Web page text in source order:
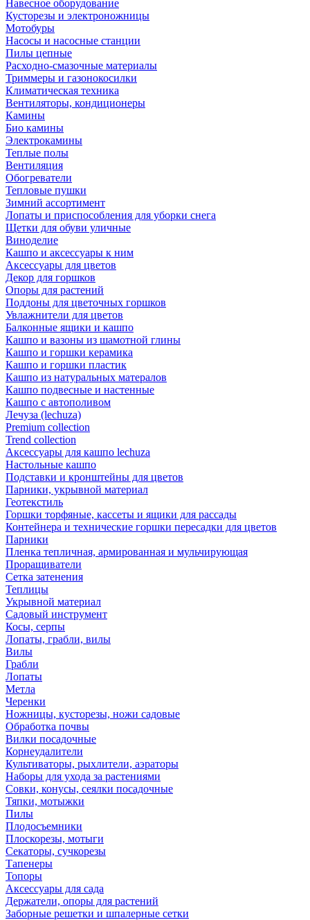
Навесное оборудование
Кусторезы и электроножницы
Мотобуры
Насосы и насосные станции
Пилы цепные
Расходно-смазочные материалы
Триммеры и газонокосилки
Климатическая техника
Вентиляторы, кондиционеры
Камины
Био камины
Электрокамины
Теплые полы
Вентиляция
Обогреватели
Тепловые пушки
Зимний ассортимент
Лопаты и приспособления для уборки снега
Щетки для обуви уличные
Виноделие
Кашпо и аксессуары к ним
Аксессуары для цветов
Декор для горшков
Опоры для растений
Поддоны для цветочных горшков
Увлажнители для цветов
Балконные ящики и кашпо
Кашпо и вазоны из шамотной глины
Кашпо и горшки керамика
Кашпо и горшки пластик
Кашпо из натуральных матералов
Кашпо подвесные и настенные
Кашпо с автополивом
Лечуза (lechuza)
Premium collection
Trend collection
Аксессуары для кашпо lechuza
Настольные кашпо
Подставки и кронштейны для цветов
Парники, укрывной материал
Геотекстиль
Горшки торфяные, кассеты и ящики для рассады
Контейнера и технические горшки пересадки для цветов
Парники
Пленка тепличная, армированная и мульчирующая
Проращиватели
Сетка затенения
Теплицы
Укрывной материал
Садовый инструмент
Косы, серпы
Лопаты, грабли, вилы
Вилы
Грабли
Лопаты
Метла
Черенки
Ножницы, кусторезы, ножи садовые
Обработка почвы
Вилки посадочные
Корнеудалители
Культиваторы, рыхлители, аэраторы
Наборы для ухода за растениями
Совки, конусы, сеялки посадочные
Тяпки, мотыжки
Пилы
Плодосъемники
Плоскорезы, мотыги
Секаторы, сучкорезы
Тапенеры
Топоры
Аксессуары для сада
Держатели, опоры для растений
Заборные решетки и шпалерные сетки